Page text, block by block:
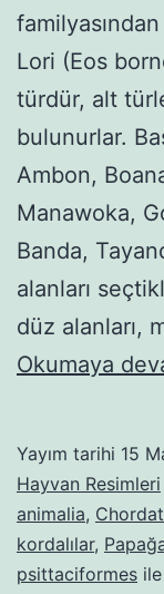
Lori (Eos
türdür, alt
bulunurlar.
Ambon,
Manawoka,
Banda,
alanları
düz alanları,
Okumaya
Yayım tarihi 15
Hayvan Resimleri
animalia,
kordalılar,
psittaciformes